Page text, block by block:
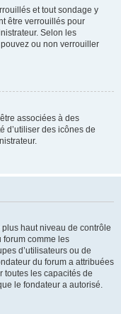
et tout sondage y
être verrouillés pour
Selon les
ou non verrouiller
associées à des
d’utiliser des icônes de
haut niveau de contrôle
forum comme les
d’utilisateurs ou de
du forum a attribuées
toutes les capacités de
le fondateur a autorisé.